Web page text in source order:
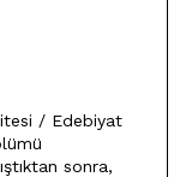
/ Edebiyat
sonra,